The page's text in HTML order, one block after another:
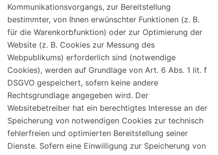
Kommunikationsvorgangs, zur Bereitstellung
bestimmter, von Ihnen erwünschter Funktionen (z. B.
für die Warenkorbfunktion) oder zur Optimierung der
Website (z. B. Cookies zur Messung des
Webpublikums) erforderlich sind (notwendige
Cookies), werden auf Grundlage von Art. 6 Abs. 1 lit. f
DSGVO gespeichert, sofern keine andere
Rechtsgrundlage angegeben wird. Der
Websitebetreiber hat ein berechtigtes Interesse an der
Speicherung von notwendigen Cookies zur technisch
fehlerfreien und optimierten Bereitstellung seiner
Dienste. Sofern eine Einwilligung zur Speicherung von